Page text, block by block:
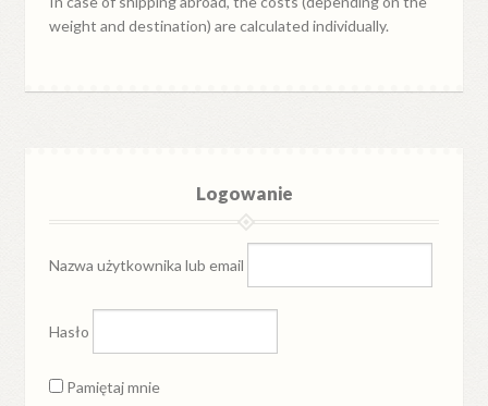
weight and destination) are calculated individually.
Logowanie
Nazwa użytkownika lub email
Hasło
Pamiętaj mnie